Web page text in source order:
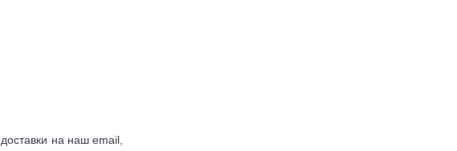
на наш email,